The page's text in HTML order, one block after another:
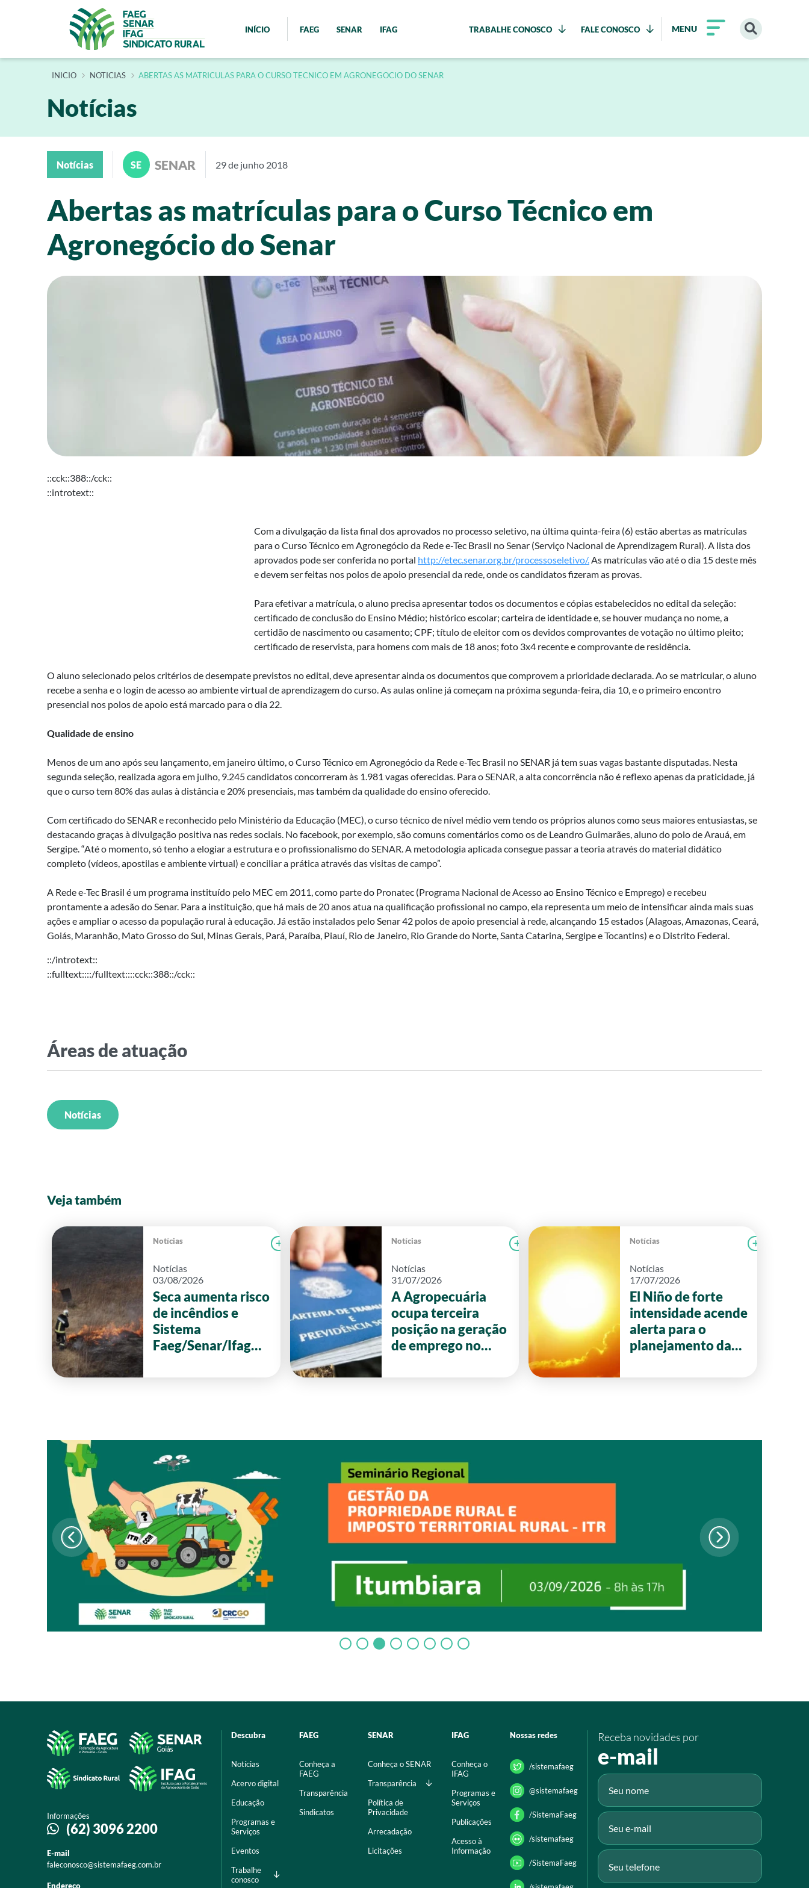
INÍCIO FAEG SENAR IFAG TRABALHE CONOSCO FALE CONOSCO MENU
INÍCIO NOTICIAS ABERTAS AS MATRICULAS PARA O CURSO TECNICO EM AGRONEGOCIO DO SENAR
Notícias
Notícias SE SENAR 29 de junho 2018
Abertas as matrículas para o Curso Técnico em
Agronegócio do Senar
::cck::388::/cck::
::introtext::
Com a divulgação da lista final dos aprovados no processo seletivo, na última quinta-feira (6) estão abertas as matrículas
para o Curso Técnico em Agronegócio da Rede e-Tec Brasil no Senar (Serviço Nacional de Aprendizagem Rural). A lista dos
aprovados pode ser conferida no portal http://etec.senar.org.br/processoseletivo/. As matrículas vão até o dia 15 deste mês
e devem ser feitas nos polos de apoio presencial da rede, onde os candidatos fizeram as provas.
Para efetivar a matrícula, o aluno precisa apresentar todos os documentos e cópias estabelecidos no edital da seleção:
certificado de conclusão do Ensino Médio; histórico escolar; carteira de identidade e, se houver mudança no nome, a
certidão de nascimento ou casamento; CPF; título de eleitor com os devidos comprovantes de votação no último pleito;
certificado de reservista, para homens com mais de 18 anos; foto 3x4 recente e comprovante de residência.
O aluno selecionado pelos critérios de desempate previstos no edital, deve apresentar ainda os documentos que comprovem a prioridade declarada. Ao se matricular, o aluno
recebe a senha e o login de acesso ao ambiente virtual de aprendizagem do curso. As aulas online já começam na próxima segunda-feira, dia 10, e o primeiro encontro
presencial nos polos de apoio está marcado para o dia 22.
Qualidade de ensino
Menos de um ano após seu lançamento, em janeiro último, o Curso Técnico em Agronegócio da Rede e-Tec Brasil no SENAR já tem suas vagas bastante disputadas. Nesta
segunda seleção, realizada agora em julho, 9.245 candidatos concorreram às 1.981 vagas oferecidas. Para o SENAR, a alta concorrência não é reflexo apenas da praticidade, já
que o curso tem 80% das aulas à distância e 20% presenciais, mas também da qualidade do ensino oferecido.
Com certificado do SENAR e reconhecido pelo Ministério da Educação (MEC), o curso técnico de nível médio vem tendo os próprios alunos como seus maiores entusiastas, se
destacando graças à divulgação positiva nas redes sociais. No facebook, por exemplo, são comuns comentários como os de Leandro Guimarães, aluno do polo de Arauá, em
Sergipe. “Até o momento, só tenho a elogiar a estrutura e o profissionalismo do SENAR. A metodologia aplicada consegue passar a teoria através do material didático
completo (vídeos, apostilas e ambiente virtual) e conciliar a prática através das visitas de campo”.
A Rede e-Tec Brasil é um programa instituído pelo MEC em 2011, como parte do Pronatec (Programa Nacional de Acesso ao Ensino Técnico e Emprego) e recebeu
prontamente a adesão do Senar. Para a instituição, que há mais de 20 anos atua na qualificação profissional no campo, ela representa um meio de intensificar ainda mais suas
ações e ampliar o acesso da população rural à educação. Já estão instalados pelo Senar 42 polos de apoio presencial à rede, alcançando 15 estados (Alagoas, Amazonas, Ceará,
Goiás, Maranhão, Mato Grosso do Sul, Minas Gerais, Pará, Paraíba, Piauí, Rio de Janeiro, Rio Grande do Norte, Santa Catarina, Sergipe e Tocantins) e o Distrito Federal.
::/introtext::
::fulltext::::/fulltext::::cck::388::/cck::
Áreas de atuação
Notícias
Veja também
Notícias
Notícias
03/08/2026
Seca aumenta risco
de incêndios e
Sistema
Faeg/Senar/Ifag
Ler notícia FAEG Notícias
Notícias
31/07/2026
A Agropecuária
ocupa terceira
posição na geração
de emprego no
Notícias
Notícias
17/07/2026
El Niño de forte
intensidade acende
alerta para o
planejamento da
Informações
(62) 3096 2200
E-mail
faleconosco@sistemafaeg.com.br
Endereço
Descubra
Notícias
Acervo digital
Educação
Programas e
Serviços
Eventos
Trabalhe
conosco
FAEG
Conheça a
FAEG
Transparência
Sindicatos
SENAR
Conheça o SENAR
Transparência
Política de
Privacidade
Arrecadação
Licitações
IFAG
Conheça o
IFAG
Programas e
Serviços
Publicações
Acesso à
Informação
Nossas redes
/sistemafaeg
@sistemafaeg
/SistemaFaeg
/sistemafaeg
/SistemaFaeg
Receba novidades por
e-mail